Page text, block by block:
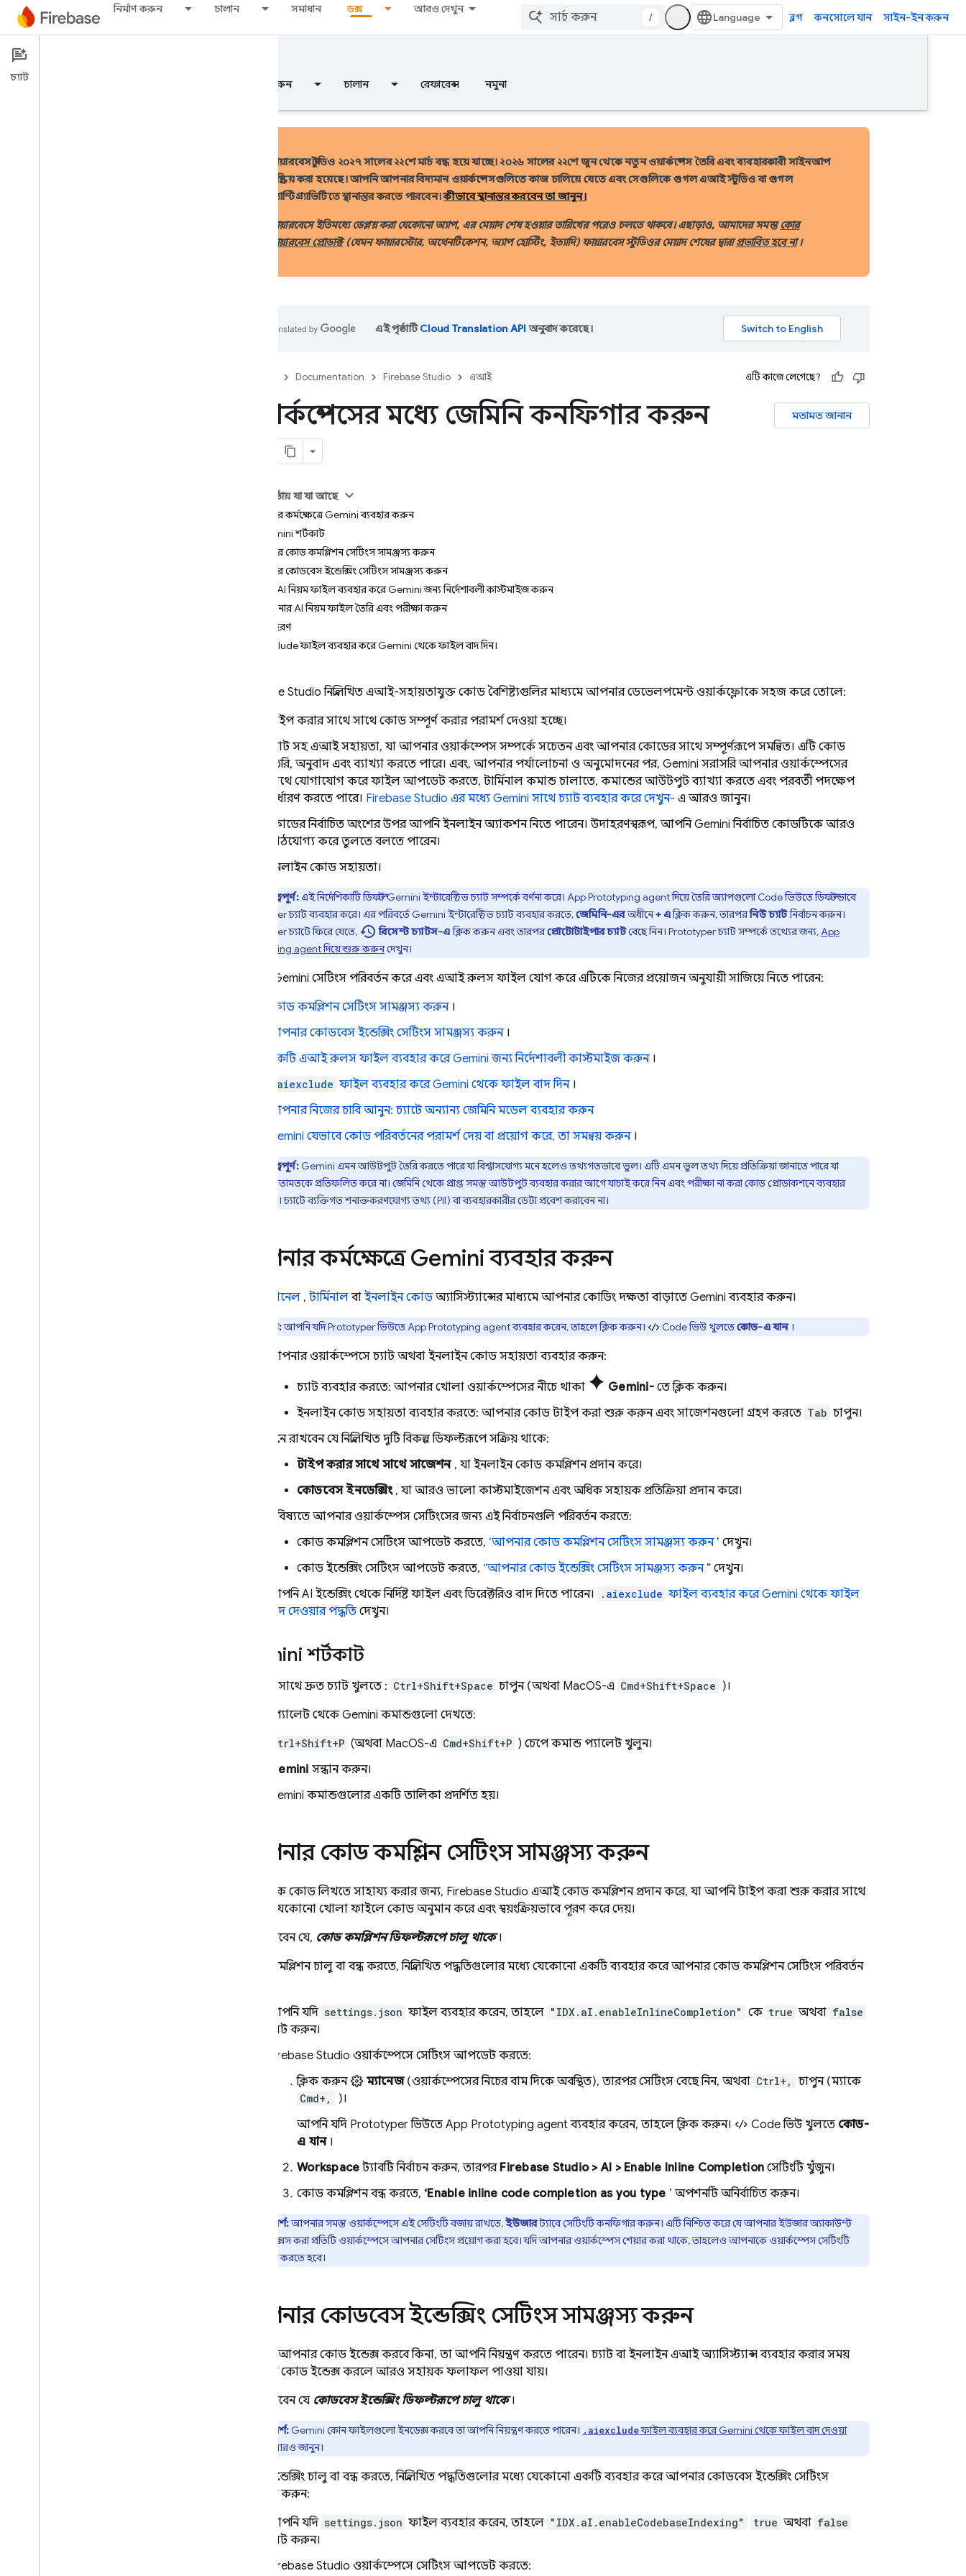
নির্মাণ করুন চালান সমাধান ডক্স আরও দেখুন
/ ব্লগ কনসোলে যান সাইন-ইন করুন
Documentation
ওভারভিউ নির্মাণ করুন চালান রেফারেন্স নমুনা
ফায়ারবেস স্টুডিও ২০২৭ সালের ২২শে মার্চ বন্ধ হয়ে যাচ্ছে।২০২৬ সালের ২২শে জুন থেকে নতুন ওয়ার্কস্পেস তৈরি এবং ব্যবহারকারী সাইনআপ
নিষ্ক্রিয় করা হয়েছে। আপনি আপনার বিদ্যমান ওয়ার্কস্পেসগুলিতে কাজ চালিয়ে যেতে এবং সেগুলিকে গুগল এআই স্টুডিও বা গুগল
অ্যান্টিগ্র্যাভিটিতে স্থানান্তর করতে পারবেন।কীভাবে স্থানান্তর করবেন তা জানুন।
ফায়ারবেসে ইতিমধ্যে ডেপ্লয় করা যেকোনো অ্যাপ, এর মেয়াদ শেষ হওয়ার তারিখের পরেও চলতে থাকবে। এছাড়াও, আমাদের সমস্তকোর
ফায়ারবেস প্রোডাক্ট(যেমন ফায়ারস্টোর, অথেনটিকেশন, অ্যাপ হোস্টিং, ইত্যাদি) ফায়ারবেস স্টুডিওর মেয়াদ শেষের দ্বারাপ্রভাবিত হবে না।
এই পৃষ্ঠাটিCloud Translation API অনুবাদ করেছে।
Documentation Firebase Studio এআই এটি কাজে লেগেছে?
মতামত জানান
ওয়ার্কস্পেসের মধ্যে জেমিনি কনফিগার করুন
এই পৃষ্ঠায় যা যা আছে
আপনার কর্মক্ষেত্রে Gemini ব্যবহার করুন
Gemini শর্টকাট
আপনার কোড কমপ্লিশন সেটিংস সামঞ্জস্য করুন
আপনার কোডবেস ইন্ডেক্সিং সেটিংস সামঞ্জস্য করুন
একটি AI নিয়ম ফাইল ব্যবহার করে Gemini জন্য নির্দেশাবলী কাস্টমাইজ করুন
আপনার AI নিয়ম ফাইল তৈরি এবং পরীক্ষা করুন
উদাহরণ
.aiexclude ফাইল ব্যবহার করে Gemini থেকে ফাইল বাদ দিন।
Firebase Studio নিম্নলিখিত এআই-সহায়তাযুক্ত কোড বৈশিষ্ট্যগুলির মাধ্যমে আপনার ডেভেলপমেন্ট ওয়ার্কফ্লোকে সহজ করে তোলে:
টাইপ করার সাথে সাথে কোড সম্পূর্ণ করার পরামর্শ দেওয়া হচ্ছে।
চ্যাট সহ এআই সহায়তা, যা আপনার ওয়ার্কস্পেস সম্পর্কে সচেতন এবং আপনার কোডের সাথে সম্পূর্ণরূপে সমন্বিত। এটি কোড
তৈরি, অনুবাদ এবং ব্যাখ্যা করতে পারে। এবং, আপনার পর্যালোচনা ও অনুমোদনের পর, Gemini সরাসরি আপনার ওয়ার্কস্পেসের
সাথে যোগাযোগ করে ফাইল আপডেট করতে, টার্মিনাল কমান্ড চালাতে, কমান্ডের আউটপুট ব্যাখ্যা করতে এবং পরবর্তী পদক্ষেপ
নির্ধারণ করতে পারে। Firebase Studio এর মধ্যে Gemini সাথে চ্যাট ব্যবহার করে দেখুন- এ আরও জানুন।
কোডের নির্বাচিত অংশের উপর আপনি ইনলাইন অ্যাকশন নিতে পারেন। উদাহরণস্বরূপ, আপনিGemini নির্বাচিত কোডটিকে আরও
পাঠযোগ্য করে তুলতে বলতে পারেন।
ইনলাইন কোড সহায়তা।
গুরুত্বপূর্ণ:এই নির্দেশিকাটি ডিফল্টGemini ইন্টারেক্টিভ চ্যাট সম্পর্কে বর্ণনা করে। App Prototyping agentদিয়ে তৈরি অ্যাপগুলোCodeভিউতে ডিফল্টভাবে
Prototyperচ্যাট ব্যবহার করে। এর পরিবর্তে Gemini ইন্টারেক্টিভ চ্যাট ব্যবহার করতে,জেমিনি-এরঅধীনে+ এক্লিক করুন, তারপরনিউ চ্যাটনির্বাচন করুন।
Prototyperচ্যাটে ফিরে যেতে, history রিসেন্ট চ্যাটস-এক্লিক করুন এবং তারপরপ্রোটোটাইপার চ্যাটবেছে নিন। Prototyperচ্যাট সম্পর্কে তথ্যের জন্য,App
Prototyping agentদিয়ে শুরু করুনদেখুন।
Gemini সেটিংস পরিবর্তন করে এবং এআই রুলস ফাইল যোগ করে এটিকে নিজের প্রয়োজন অনুযায়ী সাজিয়ে নিতে পারেন:
কোড কমপ্লিশন সেটিংস সামঞ্জস্য করুন।
আপনার কোডবেস ইন্ডেক্সিং সেটিংস সামঞ্জস্য করুন।
একটি এআই রুলস ফাইল ব্যবহার করেGemini জন্য নির্দেশাবলী কাস্টমাইজ করুন।
.aiexclude ফাইল ব্যবহার করেGemini থেকে ফাইল বাদ দিন।
আপনার নিজের চাবি আনুন: চ্যাটে অন্যান্য জেমিনিমডেল ব্যবহার করুন
Gemini যেভাবে কোড পরিবর্তনের পরামর্শ দেয় বা প্রয়োগ করে, তা সমন্বয় করুন।
গুরুত্বপূর্ণ: Gemini এমন আউটপুট তৈরি করতে পারে যা বিশ্বাসযোগ্য মনে হলেও তথ্যগতভাবে ভুল। এটি এমন ভুল তথ্য দিয়ে প্রতিক্রিয়া জানাতে পারে যা
গুগলের মতামতকে প্রতিফলিত করে না। জেমিনি থেকে প্রাপ্ত সমস্ত আউটপুট ব্যবহার করার আগে যাচাই করে নিন এবং পরীক্ষা না করা কোড প্রোডাকশনে ব্যবহার
করবেন না। চ্যাটে ব্যক্তিগত শনাক্তকরণযোগ্য তথ্য (PII) বা ব্যবহারকারীর ডেটা প্রবেশ করাবেন না।
আপনার কর্মক্ষেত্রেGeminiব্যবহার করুন
চ্যাট প্যানেল , টার্মিনালবা ইনলাইন কোডঅ্যাসিস্ট্যান্সের মাধ্যমে আপনার কোডিং দক্ষতা বাড়াতে Gemini ব্যবহার করুন।
দ্রষ্টব্য:আপনি যদিPrototyperভিউতেApp Prototyping agentব্যবহার করেন, তাহলে ক্লিক করুন। Codeভিউ খুলতেকোড-এ যান।
আপনার ওয়ার্কস্পেসে চ্যাট অথবা ইনলাইন কোড সহায়তা ব্যবহার করুন:
চ্যাট ব্যবহার করতে: আপনার খোলা ওয়ার্কস্পেসের নীচে থাকা Spark Gemini-তে ক্লিক করুন।
ইনলাইন কোড সহায়তা ব্যবহার করতে: আপনার কোড টাইপ করা শুরু করুন এবং সাজেশনগুলো গ্রহণ করতে Tab চাপুন।
মনে রাখবেন যে নিম্নলিখিত দুটি বিকল্প ডিফল্টরূপে সক্রিয় থাকে:
টাইপ করার সাথে সাথে সাজেশন, যা ইনলাইন কোড কমপ্লিশন প্রদান করে।
কোডবেস ইনডেক্সিং, যা আরও ভালো কাস্টমাইজেশন এবং অধিক সহায়ক প্রতিক্রিয়া প্রদান করে।
ভবিষ্যতে আপনার ওয়ার্কস্পেস সেটিংসের জন্য এই নির্বাচনগুলি পরিবর্তন করতে:
কোড কমপ্লিশন সেটিংস আপডেট করতে, ‘আপনার কোড কমপ্লিশন সেটিংস সামঞ্জস্য করুন’ দেখুন।
কোড ইন্ডেক্সিং সেটিংস আপডেট করতে, “আপনার কোড ইন্ডেক্সিং সেটিংস সামঞ্জস্য করুন” দেখুন।
আপনি AI ইন্ডেক্সিং থেকে নির্দিষ্ট ফাইল এবং ডিরেক্টরিও বাদ দিতে পারেন।
.aiexclude ফাইল ব্যবহার করেGemini থেকে ফাইল
বাদ দেওয়ার পদ্ধতি দেখুন।
Gemini শর্টকাট
সাথে দ্রুত চ্যাট খুলতে : Ctrl+Shift+Space চাপুন (অথবা MacOS-এ Cmd+Shift+Space )।
কমান্ড প্যালেট থেকেGemini কমান্ডগুলো দেখতে:
Ctrl+Shift+P (অথবা MacOS-এ Cmd+Shift+P ) চেপে কমান্ড প্যালেট খুলুন।
Gemini সন্ধান করুন।
Gemini কমান্ডগুলোর একটি তালিকা প্রদর্শিত হয়।
আপনার কোড কমপ্লিশন সেটিংস সামঞ্জস্য করুন
আপনাকে কোড লিখতে সাহায্য করার জন্য, Firebase Studio এআই কোড কমপ্লিশন প্রদান করে, যা আপনি টাইপ করা শুরু করার সাথে
সাথেই যেকোনো খোলা ফাইলে কোড অনুমান করে এবং স্বয়ংক্রিয়ভাবে পূরণ করে দেয়।
মনে রাখবেন যে, কোড কমপ্লিশন ডিফল্টরূপে চালু থাকে।
কোড কমপ্লিশন চালু বা বন্ধ করতে, নিম্নলিখিত পদ্ধতিগুলোর মধ্যে যেকোনো একটি ব্যবহার করে আপনার কোড কমপ্লিশন সেটিংস পরিবর্তন
আপনি যদি settings.json ফাইল ব্যবহার করেন, তাহলে "IDX.aI.enableInlineCompletion" কে true অথবা false
সেট করুন।
Firebase Studio ওয়ার্কস্পেসে সেটিংস আপডেট করতে:
ক্লিক করুন
ম্যানেজ(ওয়ার্কস্পেসের নিচের বাম দিকে অবস্থিত), তারপর সেটিংস বেছে নিন, অথবা Ctrl+, চাপুন (ম্যাকে
Cmd+,
)।
আপনি যদি Prototyperভিউতে App Prototyping agentব্যবহার করেন, তাহলে ক্লিক করুন। Codeভিউ খুলতে কোড-
এ যান।
Workspace ট্যাবটি নির্বাচন করুন, তারপর Firebase Studio> AI > Enable Inline Completion সেটিংটি খুঁজুন।
কোড কমপ্লিশন বন্ধ করতে, ‘Enable inline code completion as you type ’ অপশনটি অনির্বাচিত করুন।
পরামর্শ:আপনার সমস্ত ওয়ার্কস্পেসে এই সেটিংটি বজায় রাখতে,ইউজারট্যাবে সেটিংটি কনফিগার করুন। এটি নিশ্চিত করে যে আপনার ইউজার অ্যাকাউন্ট
দিয়ে অ্যাক্সেস করা প্রতিটি ওয়ার্কস্পেসে আপনার সেটিংস প্রয়োগ করা হবে। যদি আপনার ওয়ার্কস্পেস শেয়ার করা থাকে, তাহলেও আপনাকে ওয়ার্কস্পেস সেটিংটি
কনফিগার করতে হবে।
আপনার কোডবেস ইন্ডেক্সিং সেটিংস সামঞ্জস্য করুন
আপনার কোড ইন্ডেক্স করবে কিনা, তা আপনি নিয়ন্ত্রণ করতে পারেন। চ্যাট বা ইনলাইন এআই অ্যাসিস্ট্যান্স ব্যবহার করার সময়
আপনার কোড ইন্ডেক্স করলে আরও সহায়ক ফলাফল পাওয়া যায়।
মনে রাখবেন যে কোডবেস ইন্ডেক্সিং ডিফল্টরূপে চালু থাকে।
পরামর্শ: Gemini কোন ফাইলগুলো ইনডেক্স করবে তা আপনি নিয়ন্ত্রণ করতে পারেন। .aiexcludeফাইল ব্যবহার করেGemini থেকে ফাইল বাদ দেওয়া
সম্পর্কে আরও জানুন।
কোড ইন্ডেক্সিং চালু বা বন্ধ করতে, নিম্নলিখিত পদ্ধতিগুলোর মধ্যে যেকোনো একটি ব্যবহার করে আপনার কোডবেস ইন্ডেক্সিং সেটিংস
পরিবর্তন করুন:
আপনি যদি settings.json ফাইল ব্যবহার করেন, তাহলে "IDX.aI.enableCodebaseIndexing" true অথবা false
সেট করুন।
Firebase Studio ওয়ার্কস্পেসে সেটিংস আপডেট করতে:
চ্যাট